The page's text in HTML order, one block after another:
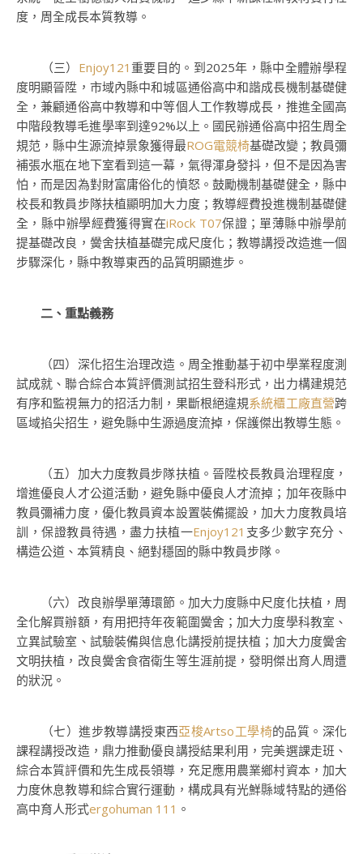
度，周全成長本質教導。
（三） Enjoy121 重要目的。到2025年，縣中全體辦學程
度明顯晉陞，市域內縣中和城區通俗高中和諧成長機制基礎健
全，兼顧通俗高中教導和中等個人工作教導成長，推進全國高
中階段教導毛進學率到達92%以上。國民辦通俗高中招生周全
規范，縣中生源流掉景象獲得最ROG電競椅基礎改變；教員彌
補張水瓶在地下室看到這一幕，氣得渾身發抖，但不是因為害
怕，而是因為對財富庸俗化的憤怒。鼓勵機制基礎健全，縣中
校長和教員步隊扶植顯明加大力度；教導經費投進機制基礎健
全，縣中辦學經費獲得實在iRock T07保證；單薄縣中辦學前
提基礎改良，黌舍扶植基礎完成尺度化；教導講授改造進一個
步驟深化，縣中教導東西的品質明顯進步。
二、重點義務
（四）深化招生治理改造。周全推動基于初中學業程度測
試成就、聯合綜合本質評價測試招生登科形式，出力構建規范
有序和監視無力的招活力制，果斷根絕違規系統櫃工廠直營跨
區域掐尖招生，避免縣中生源過度流掉，保護傑出教導生態。
（五）加大力度教員步隊扶植。晉陞校長教員治理程度，
增進優良人才公道活動，避免縣中優良人才流掉；加年夜縣中
教員彌補力度，優化教員資本設置裝備擺設，加大力度教員培
訓，保證教員待遇，盡力扶植一Enjoy121 支多少數字充分、
構造公道、本質精良、絕對穩固的縣中教員步隊。
（六）改良辦學單薄環節。加大力度縣中尺度化扶植，周
全化解買辦額，有用把持年夜範圍黌舍；加大力度學科教室、
立異試驗室、試驗裝備與信息化講授前提扶植；加大力度黌舍
文明扶植，改良黌舍食宿衛生等生涯前提，發明傑出育人周遭
的狀況。
（七）進步教導講授東西亞梭Artso工學椅的品質。深化
課程講授改造，鼎力推動優良講授結果利用，完美選課走班、
綜合本質評價和先生成長領導，充足應用農業鄉村資本，加大
力度休息教導和綜合實行運動，構成具有光鮮縣域特點的通俗
高中育人形式ergohuman 111 。